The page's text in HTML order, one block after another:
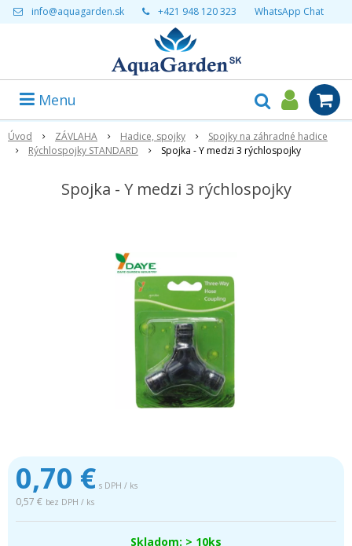
info@aquagarden.sk +421 948 120 323 WhatsApp Chat
Menu
Úvod ZÁVLAHA Hadice, spojky
Spojky na záhradné hadice
Rýchlospojky STANDARD
Spojka - Y medzi 3 rýchlospojky
Spojka - Y medzi 3 rýchlospojky
0,70 € s DPH / ks
0,57 € bez DPH / ks
Skladom: > 10ks